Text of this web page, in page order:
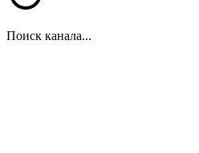
Поиск канала...